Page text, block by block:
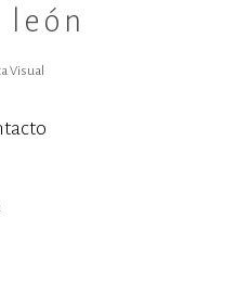
león
Visual